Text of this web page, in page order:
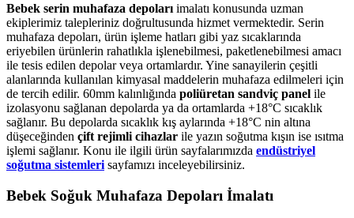
Bebek serin muhafaza depoları imalatı konusunda uzman
ekiplerimiz talepleriniz doğrultusunda hizmet vermektedir. Serin
muhafaza depoları, ürün işleme hatları gibi yaz sıcaklarında
eriyebilen ürünlerin rahatlıkla işlenebilmesi, paketlenebilmesi amacı
ile tesis edilen depolar veya ortamlardır. Yine sanayilerin çeşitli
alanlarında kullanılan kimyasal maddelerin muhafaza edilmeleri için
de tercih edilir. 60mm kalınlığında poliüretan sandviç panel ile
izolasyonu sağlanan depolarda ya da ortamlarda +18°C sıcaklık
sağlanır. Bu depolarda sıcaklık kış aylarında +18°C nin altına
düşeceğinden çift rejimli cihazlar ile yazın soğutma kışın ise ısıtma
işlemi sağlanır. Konu ile ilgili ürün sayfalarımızda endüstriyel
soğutma sistemleri sayfamızı inceleyebilirsiniz.
Bebek Soğuk Muhafaza Depoları İmalatı